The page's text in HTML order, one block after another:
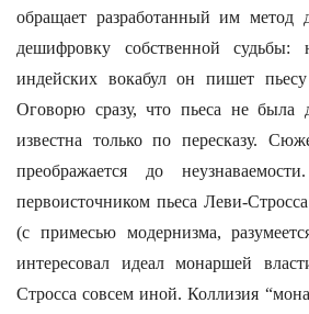
обращает разработанный им
дешифровку собственной
индейских вокабул он пишет
Оговорю сразу, что пьеса не была
известна только по пересказу.
преображается до
первоисточником пьеса Леви-
(с примесью модернизма,
интересовал идеал монаршей
Стросса совсем иной. Коллизия